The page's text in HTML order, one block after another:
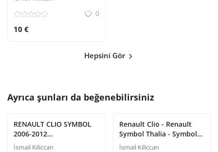
0
10 €
Hepsini Gör
Ayrıca şunları da beğenebilirsiniz
RENAULT CLIO SYMBOL
2006-2012
SICHERHEITSGURT
İsmail Kiliccan
Renault Clio - Renault
Symbol Thalia - Symbol-
Glastastenabdeckung
İsmail Kiliccan